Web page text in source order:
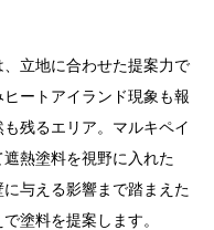
立地に合わせた提案力で
ートアイランド現象も報
残るエリア。マルキペイ
熱塗料を視野に入れた
与える影響まで踏まえた
塗料を提案します。